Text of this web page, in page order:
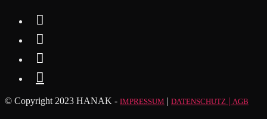




© Copyright 2023 HANAK - IMPRESSUM | DATENSCHUTZ | AGB